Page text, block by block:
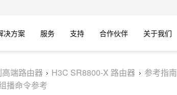
决方案 服务 支持 合作伙伴 关于我们
端路由器 H3C SR8800-X 路由器 参考指南
播命令参考